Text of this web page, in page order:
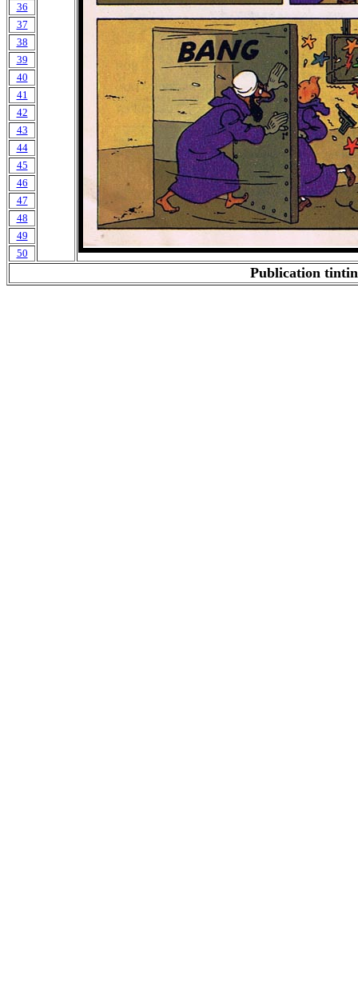
36
37
38
39
40
41
42
43
44
45
46
47
48
49
50
Publication tintin